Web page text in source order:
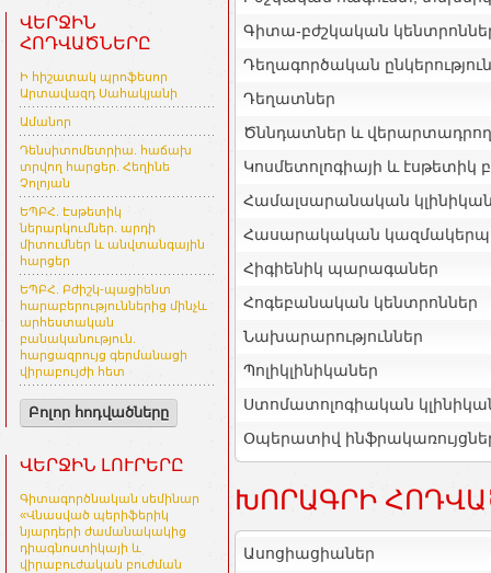
ՎԵՐՋԻՆ
ՀՈԴՎԱԾՆԵՐԸ
Ի հիշատակ պրոֆեսոր
Արտավազդ Սահակյանի
Ամանոր
Դենսիտոմետրիա. հաճախ
տրվող հարցեր. Հեղինե
Չոլոյան
ԵՊԲՀ. Էսթետիկ
ներարկումներ. արդի
միտումներ և անվտանգային
հարցեր
ԵՊԲՀ. Բժիշկ-պացիենտ
հարաբերություններից մինչև
արհեստական
բանականություն.
հարցազրույց գերմանացի
վիրաբույժի հետ
Բոլոր հոդվածները
ՎԵՐՋԻՆ ԼՈՒՐԵՐԸ
Գիտագործնական սեմինար
«Վնասված պերիֆերիկ
նյարդերի ժամանակակից
դիագնոստիկայի և
վիրաբուժական բուժման
Գիտա-բժշկական
Դեղագործական
Դեղատներ
Ծննդատներ և
Կոսմետոլոգիայի և էսթետիկ
Համալսարանական
Հասարակական
Հիգիենիկ պարագաներ
Հոգեբանական կենտրոններ
Նախարարություններ
Պոլիկլինիկաներ
Ստոմատոլոգիական
Օպերատիվ
ԽՈՐԱԳՐԻ
Ասոցիացիաներ